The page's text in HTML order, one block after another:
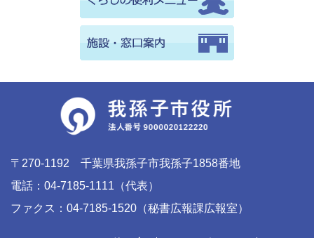
〒270-1192 千葉県我孫子市我孫子1858番地
電話：04-7185-1111（代表）
ファクス：04-7185-1520（秘書広報課広報室）